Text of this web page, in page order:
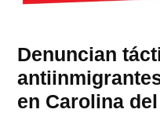
Denuncian
en Carolina